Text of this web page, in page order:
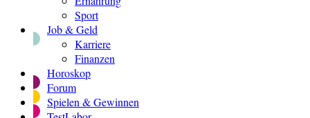
Sport
Job & Geld
Karriere
Finanzen
Horoskop
Forum
Spielen & Gewinnen